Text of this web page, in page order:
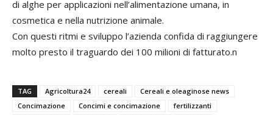
di alghe per applicazioni nell’alimentazione umana, in
cosmetica e nella nutrizione animale.
Con questi ritmi e sviluppo l’azienda confida di raggiungere
molto presto il traguardo dei 100 milioni di fatturato.n
TAG Agricoltura24 cereali
Cereali e oleaginose news
Concimazione
Concimi e concimazione
fertilizzanti